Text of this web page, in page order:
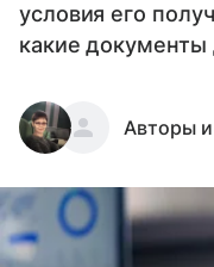
условия его
какие документы
Авторы